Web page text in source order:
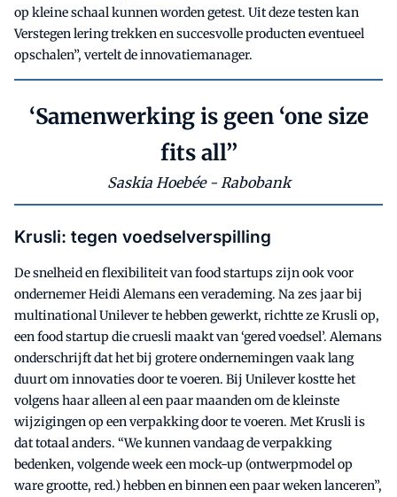
op kleine schaal kunnen worden getest. Uit deze testen kan
Verstegen lering trekken en succesvolle producten eventueel
opschalen”, vertelt de innovatiemanager.
‘Samenwerking is geen ‘one size
fits all’’
Saskia Hoebée - Rabobank
Krusli: tegen voedselverspilling
De snelheid en flexibiliteit van food startups zijn ook voor
ondernemer Heidi Alemans een verademing. Na zes jaar bij
multinational Unilever te hebben gewerkt, richtte ze Krusli op,
een food startup die cruesli maakt van ‘gered voedsel’. Alemans
onderschrijft dat het bij grotere ondernemingen vaak lang
duurt om innovaties door te voeren. Bij Unilever kostte het
volgens haar alleen al een paar maanden om de kleinste
wijzigingen op een verpakking door te voeren. Met Krusli is
dat totaal anders. “We kunnen vandaag de verpakking
bedenken, volgende week een mock-up (ontwerpmodel op
ware grootte, red.) hebben en binnen een paar weken lanceren”,